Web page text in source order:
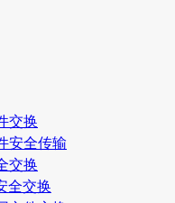
交换
安全传输
交换
全交换